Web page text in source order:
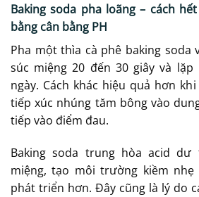
Baking soda pha loãng – cách
bằng cân bằng PH
Pha một thìa cà phê baking soda
súc miệng 20 đến 30 giây và
ngày. Cách khác hiệu quả hơn
tiếp xúc nhúng tăm bông vào
tiếp vào điểm đau.
Baking soda trung hòa acid dư
miệng, tạo môi trường kiềm nhẹ
phát triển hơn. Đây cũng là lý do